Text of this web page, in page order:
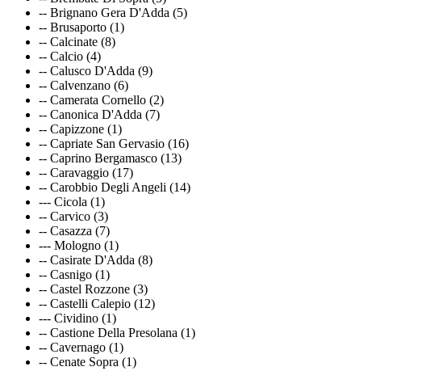
-- Brignano Gera D'Adda (5)
-- Brusaporto (1)
-- Calcinate (8)
-- Calcio (4)
-- Calusco D'Adda (9)
-- Calvenzano (6)
-- Camerata Cornello (2)
-- Canonica D'Adda (7)
-- Capizzone (1)
-- Capriate San Gervasio (16)
-- Caprino Bergamasco (13)
-- Caravaggio (17)
-- Carobbio Degli Angeli (14)
--- Cicola (1)
-- Carvico (3)
-- Casazza (7)
--- Mologno (1)
-- Casirate D'Adda (8)
-- Casnigo (1)
-- Castel Rozzone (3)
-- Castelli Calepio (12)
--- Cividino (1)
-- Castione Della Presolana (1)
-- Cavernago (1)
-- Cenate Sopra (1)